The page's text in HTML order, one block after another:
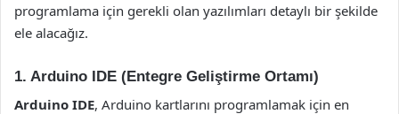
programlama için gerekli olan yazılımları detaylı bir şekilde
ele alacağız.
1. Arduino IDE (Entegre Geliştirme Ortamı)
Arduino IDE, Arduino kartlarını programlamak için en